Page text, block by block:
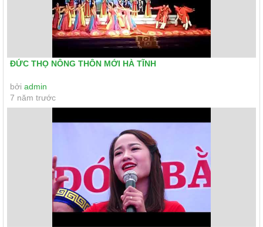
ĐỨC THỌ NÔNG THÔN MỚI HÀ TĨNH
bởi admin
7 năm trước